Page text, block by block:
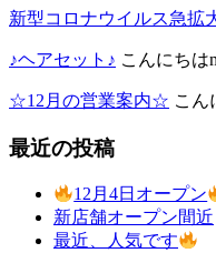
新型コロナウイルス急拡
♪ヘアセット♪ こんにちは
☆12月の営業案内☆ こん
最近の投稿
12月4日オープン
新店舗オープン間近
最近、人気です